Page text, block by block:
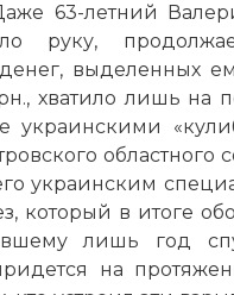
63-летний
руку,
денег, выделенных
хватило лишь на
украинскими
областного
украинским
который в итоге
лишь год
на